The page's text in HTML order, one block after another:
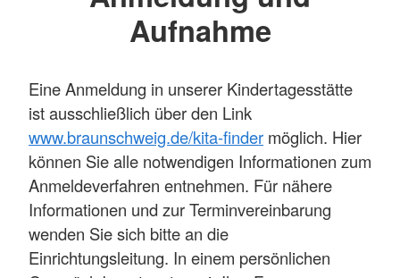
Aufnahme
Eine Anmeldung in unserer Kindertagesstätte
ist ausschließlich über den Link
www.braunschweig.de/kita-finder möglich. Hier
können Sie alle notwendigen Informationen zum
Anmeldeverfahren entnehmen. Für nähere
Informationen und zur Terminvereinbarung
wenden Sie sich bitte an die
Einrichtungsleitung. In einem persönlichen